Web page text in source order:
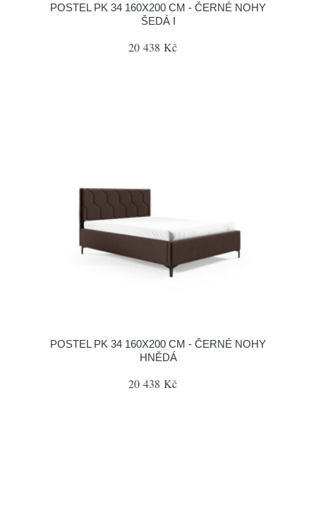
POSTEL PK 34 160X200 CM - ČERNÉ NOHY
ŠEDÁ I
20 438 Kč
POSTEL PK 34 160X200 CM - ČERNÉ NOHY
HNĚDÁ
20 438 Kč